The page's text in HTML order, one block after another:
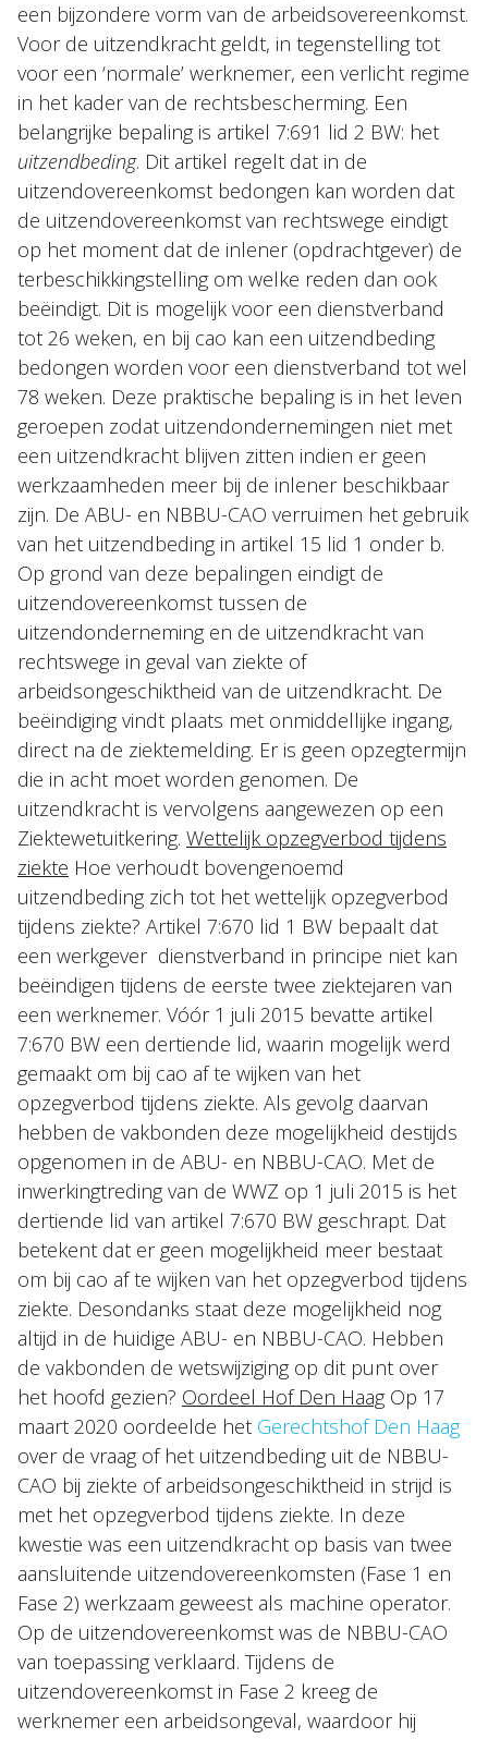
een bijzondere vorm van de arbeidsovereenkomst.
Voor de uitzendkracht geldt, in tegenstelling tot
voor een ‘normale’ werknemer, een verlicht regime
in het kader van de rechtsbescherming. Een
belangrijke bepaling is artikel 7:691 lid 2 BW: het
uitzendbeding. Dit artikel regelt dat in de
uitzendovereenkomst bedongen kan worden dat
de uitzendovereenkomst van rechtswege eindigt
op het moment dat de inlener (opdrachtgever) de
terbeschikkingstelling om welke reden dan ook
beëindigt. Dit is mogelijk voor een dienstverband
tot 26 weken, en bij cao kan een uitzendbeding
bedongen worden voor een dienstverband tot wel
78 weken. Deze praktische bepaling is in het leven
geroepen zodat uitzendondernemingen niet met
een uitzendkracht blijven zitten indien er geen
werkzaamheden meer bij de inlener beschikbaar
zijn. De ABU- en NBBU-CAO verruimen het gebruik
van het uitzendbeding in artikel 15 lid 1 onder b.
Op grond van deze bepalingen eindigt de
uitzendovereenkomst tussen de
uitzendonderneming en de uitzendkracht van
rechtswege in geval van ziekte of
arbeidsongeschiktheid van de uitzendkracht. De
beëindiging vindt plaats met onmiddellijke ingang,
direct na de ziektemelding. Er is geen opzegtermijn
die in acht moet worden genomen. De
uitzendkracht is vervolgens aangewezen op een
Ziektewetuitkering. Wettelijk opzegverbod tijdens
ziekte Hoe verhoudt bovengenoemd
uitzendbeding zich tot het wettelijk opzegverbod
tijdens ziekte? Artikel 7:670 lid 1 BW bepaalt dat
een werkgever dienstverband in principe niet kan
beëindigen tijdens de eerste twee ziektejaren van
een werknemer. Vóór 1 juli 2015 bevatte artikel
7:670 BW een dertiende lid, waarin mogelijk werd
gemaakt om bij cao af te wijken van het
opzegverbod tijdens ziekte. Als gevolg daarvan
hebben de vakbonden deze mogelijkheid destijds
opgenomen in de ABU- en NBBU-CAO. Met de
inwerkingtreding van de WWZ op 1 juli 2015 is het
dertiende lid van artikel 7:670 BW geschrapt. Dat
betekent dat er geen mogelijkheid meer bestaat
om bij cao af te wijken van het opzegverbod tijdens
ziekte. Desondanks staat deze mogelijkheid nog
altijd in de huidige ABU- en NBBU-CAO. Hebben
de vakbonden de wetswijziging op dit punt over
het hoofd gezien? Oordeel Hof Den Haag Op 17
maart 2020 oordeelde het Gerechtshof Den Haag
over de vraag of het uitzendbeding uit de NBBU-
CAO bij ziekte of arbeidsongeschiktheid in strijd is
met het opzegverbod tijdens ziekte. In deze
kwestie was een uitzendkracht op basis van twee
aansluitende uitzendovereenkomsten (Fase 1 en
Fase 2) werkzaam geweest als machine operator.
Op de uitzendovereenkomst was de NBBU-CAO
van toepassing verklaard. Tijdens de
uitzendovereenkomst in Fase 2 kreeg de
werknemer een arbeidsongeval, waardoor hij